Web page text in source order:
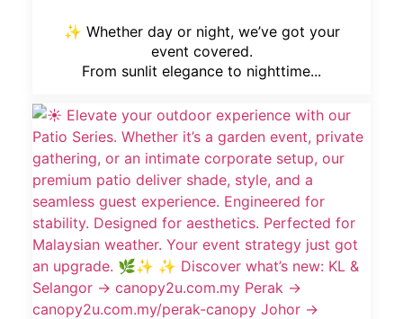
✨ Whether day or night, we’ve got your
event covered.
From sunlit elegance to nighttime...